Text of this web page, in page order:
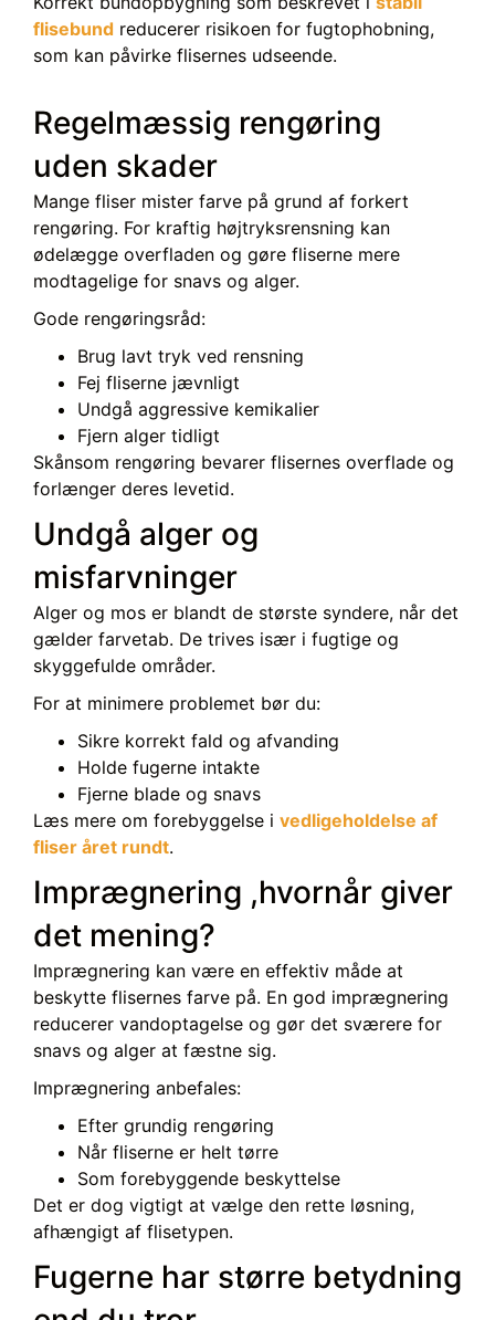
flisebund reducerer risikoen for fugtophobning,
som kan påvirke flisernes udseende.
Regelmæssig rengøring
uden skader
Mange fliser mister farve på grund af forkert
rengøring. For kraftig højtryksrensning kan
ødelægge overfladen og gøre fliserne mere
modtagelige for snavs og alger.
Gode rengøringsråd:
Brug lavt tryk ved rensning
Fej fliserne jævnligt
Undgå aggressive kemikalier
Fjern alger tidligt
Skånsom rengøring bevarer flisernes overflade og
forlænger deres levetid.
Undgå alger og
misfarvninger
Alger og mos er blandt de største syndere, når det
gælder farvetab. De trives især i fugtige og
skyggefulde områder.
For at minimere problemet bør du:
Sikre korrekt fald og afvanding
Holde fugerne intakte
Fjerne blade og snavs
Læs mere om forebyggelse i vedligeholdelse af
fliser året rundt.
Imprægnering ,hvornår giver
det mening?
Imprægnering kan være en effektiv måde at
beskytte flisernes farve på. En god imprægnering
reducerer vandoptagelse og gør det sværere for
snavs og alger at fæstne sig.
Imprægnering anbefales:
Efter grundig rengøring
Når fliserne er helt tørre
Som forebyggende beskyttelse
Det er dog vigtigt at vælge den rette løsning,
afhængigt af flisetypen.
Fugerne har større betydning